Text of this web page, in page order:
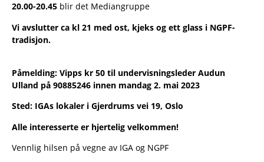
20.00-20.45 blir det Mediangruppe
Vi avslutter ca kl 21 med ost, kjeks og ett glass i NGPF-
tradisjon.
Påmelding: Vipps kr 50 til undervisningsleder Audun
Ulland på 90885246 innen mandag 2. mai 2023
Sted: IGAs lokaler i Gjerdrums vei 19, Oslo
Alle interesserte er hjertelig velkommen!
Vennlig hilsen på vegne av IGA og NGPF